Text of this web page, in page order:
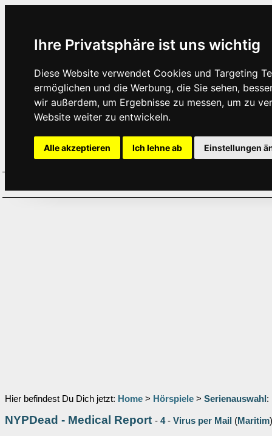
Ihre Privatsphäre ist uns wichtig
Diese Website verwendet Cookies und Targeting
ermöglichen und die Werbung, die Sie sehen,
wir außerdem, um Ergebnisse zu messen, um zu
Website weiter zu entwickeln.
Alle akzeptieren Ich lehne ab Einstellungen
Hier befindest Du Dich jetzt: Home > Hörspiele > Serienauswahl :
NYPDead - Medical Report - 4- Virus per Mail (Maritim)